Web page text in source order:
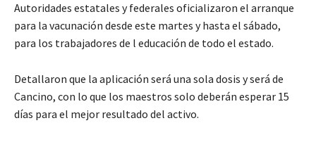
Autoridades estatales y federales oficializaron el arranque
para la vacunación desde este martes y hasta el sábado,
para los trabajadores de l educación de todo el estado.
Detallaron que la aplicación será una sola dosis y será de
Cancino, con lo que los maestros solo deberán esperar 15
días para el mejor resultado del activo.